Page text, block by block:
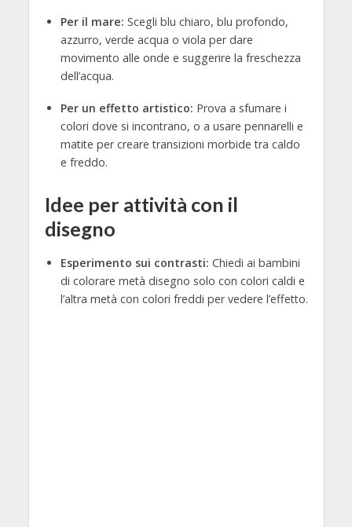
Per il mare: Scegli blu chiaro, blu profondo,
azzurro, verde acqua o viola per dare
movimento alle onde e suggerire la freschezza
dell’acqua.
Per un effetto artistico: Prova a sfumare i
colori dove si incontrano, o a usare pennarelli e
matite per creare transizioni morbide tra caldo
e freddo.
Idee per attività con il
disegno
Esperimento sui contrasti: Chiedi ai bambini
di colorare metà disegno solo con colori caldi e
l’altra metà con colori freddi per vedere l’effetto.